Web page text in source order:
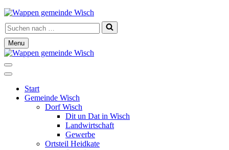
Suchen
nach …
Menu
Navigationsmenü
Navigationsmenü
Start
Gemeinde Wisch
Dorf Wisch
Dit un Dat in Wisch
Landwirtschaft
Gewerbe
Ortsteil Heidkate